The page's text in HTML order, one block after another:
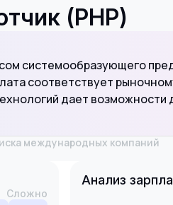
(PHP)
системообразующего
соответствует
дает возможности
международных компаний
Сложно
Анализ